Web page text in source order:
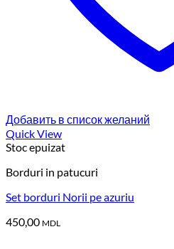
Добавить в список желаний
Quick View
Stoc epuizat
Borduri in patucuri
Set borduri Norii pe azuriu
450,00 MDL